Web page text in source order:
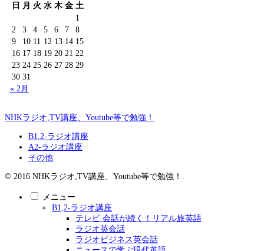
日
月 火 水 木 金 土
1
2
3 4 5 6 7
8
9
10 11 12 13 14 15
16 17 18 19 20 21 22
23 24 25 26 27 28 29
30 31
« 2月
NHKラジオ,TV講座、Youtube等で勉強！
B1,2-ラジオ講座
A2-ラジオ講座
その他
© 2016 NHKラジオ,TV講座、Youtube等で勉強！.
メニュー
B1,2-ラジオ講座
テレビ 会話が続く！リアル旅英語
ラジオ英会話
ラジオビジネス英会話